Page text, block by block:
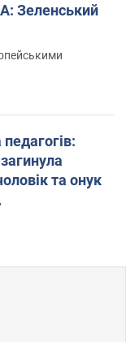
Зеленський
та онук